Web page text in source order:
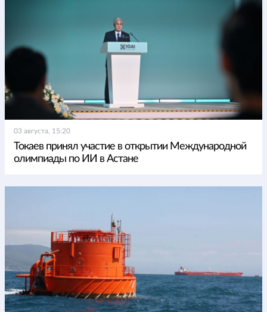
03 августа, 15:20
Токаев принял участие в открытии Международной
олимпиады по ИИ в Астане